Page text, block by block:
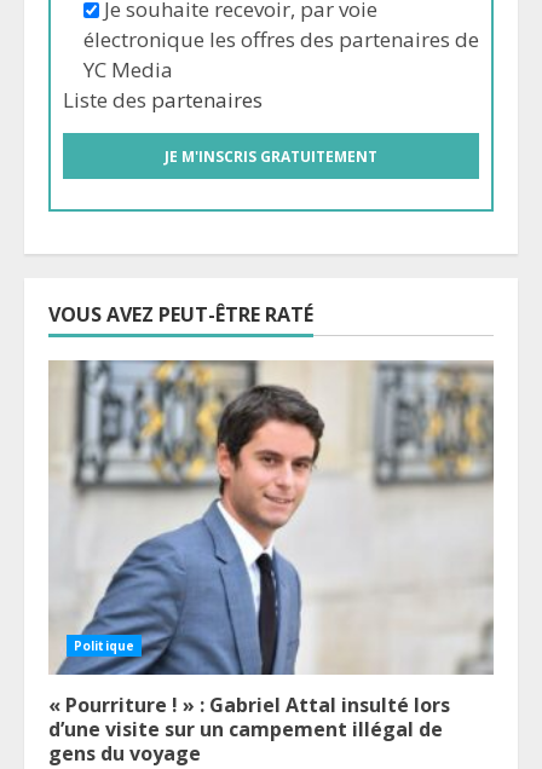
Je souhaite recevoir, par voie
électronique les offres des partenaires de
YC Media
Liste des partenaires
VOUS AVEZ PEUT-ÊTRE RATÉ
Politique
« Pourriture ! » : Gabriel Attal insulté lors
d’une visite sur un campement illégal de
gens du voyage